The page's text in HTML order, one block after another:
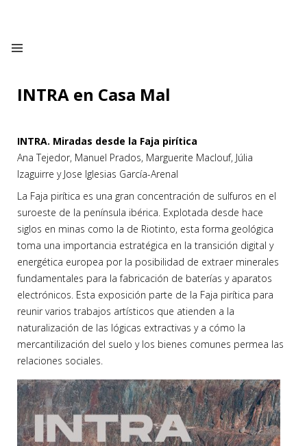
INTRA en Casa Mal
INTRA. Miradas desde la Faja pirítica
Ana Tejedor, Manuel Prados, Marguerite Maclouf, Júlia
Izaguirre y Jose Iglesias García-Arenal
La Faja pirítica es una gran concentración de sulfuros en el
suroeste de la península ibérica. Explotada desde hace
siglos en minas como la de Riotinto, esta forma geológica
toma una importancia estratégica en la transición digital y
energética europea por la posibilidad de extraer minerales
fundamentales para la fabricación de baterías y aparatos
electrónicos. Esta exposición parte de la Faja pirítica para
reunir varios trabajos artísticos que atienden a la
naturalización de las lógicas extractivas y a cómo la
mercantilización del suelo y los bienes comunes permea las
relaciones sociales.